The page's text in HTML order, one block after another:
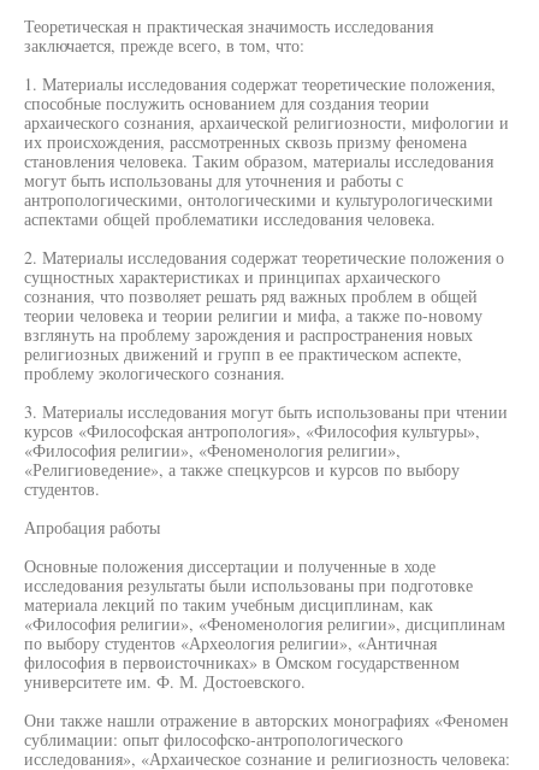
Теоретическая н практическая значимость исследования
заключается, прежде всего, в том, что:
1. Материалы исследования содержат теоретические положения,
способные послужить основанием для создания теории
архаического сознания, архаической религиозности, мифологии и
их происхождения, рассмотренных сквозь призму феномена
становления человека. Таким образом, материалы исследования
могут быть использованы для уточнения и работы с
антропологическими, онтологическими и культурологическими
аспектами общей проблематики исследования человека.
2. Материалы исследования содержат теоретические положения о
сущностных характеристиках и принципах архаического
сознания, что позволяет решать ряд важных проблем в общей
теории человека и теории религии и мифа, а также по-новому
взглянуть на проблему зарождения и распространения новых
религиозных движений и групп в ее практическом аспекте,
проблему экологического сознания.
3. Материалы исследования могут быть использованы при чтении
курсов «Философская антропология», «Философия культуры»,
«Философия религии», «Феноменология религии»,
«Религиоведение», а также спецкурсов и курсов по выбору
студентов.
Апробация работы
Основные положения диссертации и полученные в ходе
исследования результаты были использованы при подготовке
материала лекций по таким учебным дисциплинам, как
«Философия религии», «Феноменология религии», дисциплинам
по выбору студентов «Археология религии», «Античная
философия в первоисточниках» в Омском государственном
университете им. Ф. М. Достоевского.
Они также нашли отражение в авторских монографиях «Феномен
сублимации: опыт философско-антропологического
исследования», «Архаическое сознание и религиозность человека: